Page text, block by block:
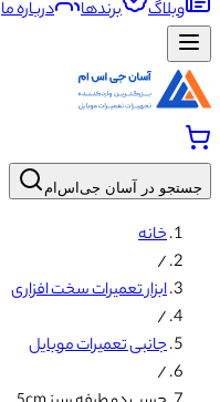
وبلاگ برندها درباره ما
جستجو در آسان جی‌اس‌ام
خانه
/
ابزار تعمیرات سخت افزاری
/
جانبی تعمیرات موبایل
/